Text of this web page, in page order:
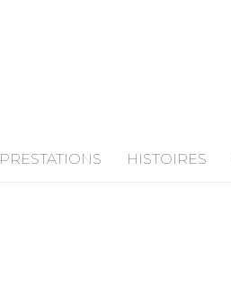
PRESTATIONS HISTOIRES